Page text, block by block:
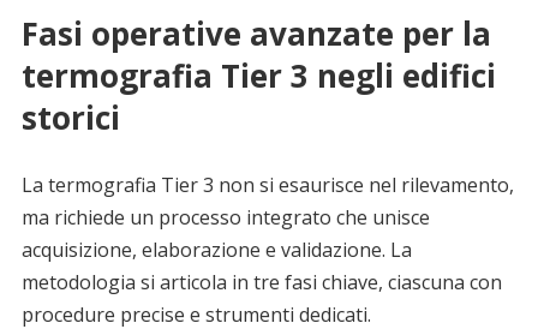
Fasi operative avanzate per la
termografia Tier 3 negli edifici
storici
La termografia Tier 3 non si esaurisce nel rilevamento,
ma richiede un processo integrato che unisce
acquisizione, elaborazione e validazione. La
metodologia si articola in tre fasi chiave, ciascuna con
procedure precise e strumenti dedicati.